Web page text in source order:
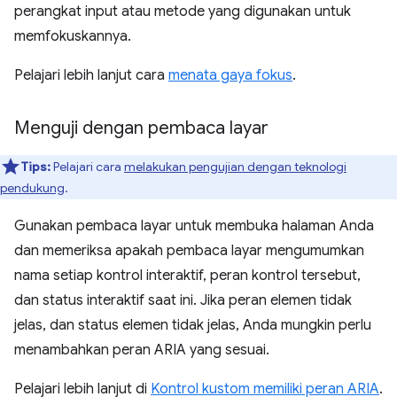
perangkat input atau metode yang digunakan untuk
memfokuskannya.
Pelajari lebih lanjut cara menata gaya fokus.
Menguji dengan pembaca layar
Tips:Pelajari cara melakukan pengujian dengan teknologi
pendukung.
Gunakan pembaca layar untuk membuka halaman Anda
dan memeriksa apakah pembaca layar mengumumkan
nama setiap kontrol interaktif, peran kontrol tersebut,
dan status interaktif saat ini. Jika peran elemen tidak
jelas, dan status elemen tidak jelas, Anda mungkin perlu
menambahkan peran ARIA yang sesuai.
Pelajari lebih lanjut di Kontrol kustom memiliki peran ARIA.